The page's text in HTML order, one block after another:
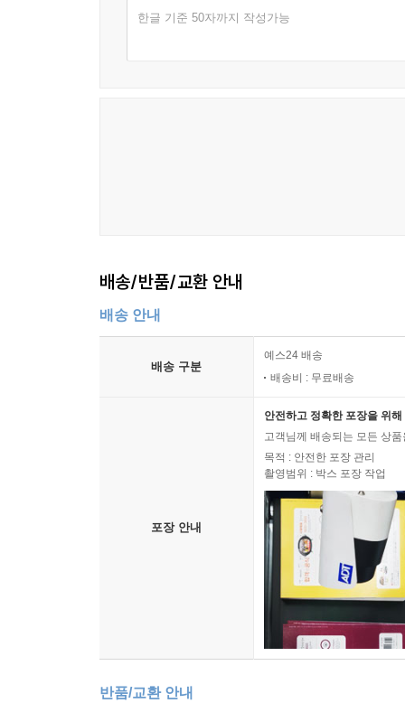
한글 기준 50자까지 작성가능
배송/반품/교환 안내
배송 안내
배송 구분
예스24 배송
배송비 : 무료배송
포장 안내
안전하고 정확한 포장을 위
고객님께 배송되는 모든 상
목적 : 안전한 포장 관리
촬영범위 : 박스 포장 작업
반품/교환 안내